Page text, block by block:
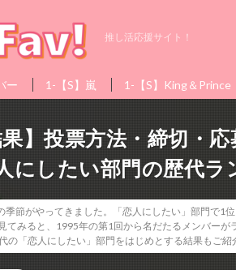
推し活応援サイト！
ー 1-【S】嵐 1-【S】King＆Prince
】投票方法・締切・
にしたい部門の歴代ラ
節がやってきました。「恋人にしたい」部門で1
てみると、1995年の第1回から名だたるメンバーが
「恋人にしたい」部門をはじめとする結果もご紹